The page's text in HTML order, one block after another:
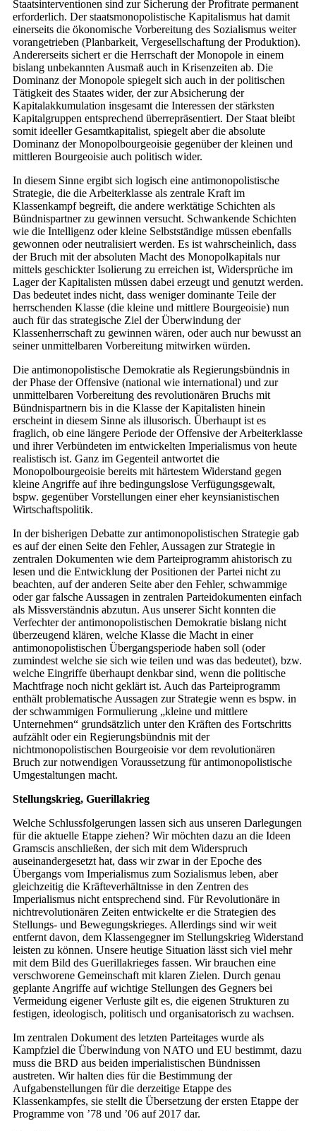
Staatsinterventionen sind zur Sicherung der Profitrate permanent
erforderlich. Der staatsmonopolistische Kapitalismus hat damit
einerseits die ökonomische Vorbereitung des Sozialismus weiter
vorangetrieben (Planbarkeit, Vergesellschaftung der Produktion).
Andererseits sichert er die Herrschaft der Monopole in einem
bislang unbekannten Ausmaß auch in Krisenzeiten ab. Die
Dominanz der Monopole spiegelt sich auch in der politischen
Tätigkeit des Staates wider, der zur Absicherung der
Kapitalakkumulation insgesamt die Interessen der stärksten
Kapitalgruppen entsprechend überrepräsentiert. Der Staat bleibt
somit ideeller Gesamtkapitalist, spiegelt aber die absolute
Dominanz der Monopolbourgeoisie gegenüber der kleinen und
mittleren Bourgeoisie auch politisch wider.
In diesem Sinne ergibt sich logisch eine antimonopolistische
Strategie, die die Arbeiterklasse als zen­trale Kraft im
Klassenkampf begreift, die andere werktätige Schichten als
Bündnispartner zu gewinnen versucht. Schwankende Schichten
wie die Intelligenz oder kleine Selbstständige müssen ebenfalls
gewonnen oder neutralisiert werden. Es ist wahrscheinlich, dass
der Bruch mit der absoluten Macht des Monopolkapitals nur
mittels geschickter Isolierung zu erreichen ist, Widersprüche im
Lager der Kapitalisten müssen dabei erzeugt und genutzt werden.
Das bedeutet indes nicht, dass weniger dominante Teile der
herrschenden Klasse (die kleine und mittlere Bourgeoisie) nun
auch für das strategische Ziel der Überwindung der
Klassenherrschaft zu gewinnen wären, oder auch nur bewusst an
seiner unmittelbaren Vorbereitung mitwirken würden.
Die antimonopolistische Demokratie als Regierungsbündnis in
der Phase der Offensive (national wie international) und zur
unmittelbaren Vorbereitung des revolutionären Bruchs mit
Bündnispartnern bis in die Klasse der Kapitalisten hinein
erscheint in diesem Sinne als illusorisch. Überhaupt ist es
fraglich, ob eine längere Periode der Offensive der Arbeiterklasse
und ihrer Verbündeten im entwickelten Imperialismus von heute
realistisch ist. Ganz im Gegenteil antwortet die
Monopolbourgeoisie bereits mit härtestem Widerstand gegen
kleine Angriffe auf ihre bedingungslose Verfügungsgewalt,
bspw. gegenüber Vorstellungen einer eher keynsianistischen
Wirtschaftspolitik.
In der bisherigen Debatte zur antimonopolistischen Strategie gab
es auf der einen Seite den Fehler, Aussagen zur Strategie in
zentralen Dokumenten wie dem Parteiprogramm ahistorisch zu
lesen und die Entwicklung der Positionen der Partei nicht zu
beachten, auf der anderen Seite aber den Fehler, schwammige
oder gar falsche Aussagen in zentralen Parteidokumenten einfach
als Missverständnis abzutun. Aus unserer Sicht konnten die
Verfechter der antimonopolistischen Demokratie bislang nicht
überzeugend klären, welche Klasse die Macht in einer
antimonopolistischen Übergangsperiode haben soll (oder
zumindest welche sie sich wie teilen und was das bedeutet), bzw.
welche Eingriffe überhaupt denkbar sind, wenn die politische
Machtfrage noch nicht geklärt ist. Auch das Parteiprogramm
enthält problematische Aussagen zur Strategie wenn es bspw. in
der schwammigen Formulierung „kleine und mittlere
Unternehmen“ grundsätzlich unter den Kräften des Fortschritts
aufzählt oder ein Regierungsbündnis mit der
nichtmonopolistischen Bourgeoisie vor dem revolutionären
Bruch zur notwendigen Vor­aussetzung für antimonopolistische
Umgestaltungen macht.
Stellungskrieg, Guerillakrieg
Welche Schlussfolgerungen lassen sich aus unseren Darlegungen
für die aktuelle Etappe ziehen? Wir möchten dazu an die Ideen
Gramscis anschließen, der sich mit dem Widerspruch
auseinandergesetzt hat, dass wir zwar in der Epoche des
Übergangs vom Imperialismus zum Sozialismus leben, aber
gleichzeitig die Kräfteverhältnisse in den Zentren des
Imperialismus nicht entsprechend sind. Für Revolutionäre in
nichtrevolutionären Zeiten entwickelte er die Strategien des
Stellungs- und Bewegungskrieges. Allerdings sind wir weit
entfernt davon, dem Klassengegner im Stellungskrieg Widerstand
leisten zu können. Unsere heutige Situation lässt sich viel mehr
mit dem Bild des Guerillakrieges fassen. Wir brauchen eine
verschworene Gemeinschaft mit klaren Zielen. Durch genau
geplante Angriffe auf wichtige Stellungen des Gegners bei
Vermeidung eigener Verluste gilt es, die eigenen Strukturen zu
festigen, ideologisch, politisch und organisatorisch zu wachsen.
Im zentralen Dokument des letzten Parteitages wurde als
Kampfziel die Überwindung von NATO und EU bestimmt, dazu
muss die BRD aus beiden imperialistischen Bündnissen
austreten. Wir halten dies für die Bestimmung der
Aufgabenstellungen für die derzeitige Etappe des
Klassenkampfes, sie stellt die Übersetzung der ersten Etappe der
Programme von ’78 und ’06 auf 2017 dar.